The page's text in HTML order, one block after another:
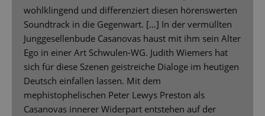
wohlklingend und differenziert diesen hörenswerten
Soundtrack in die Gegenwart. […] In der vermüllten
Junggesellenbude Casanovas haust mit ihm sein Alter
Ego in einer Art Schwulen-WG. Judith Wiemers hat
sich für diese Szenen geistreiche Dialoge im heutigen
Deutsch einfallen lassen. Mit dem
mephistophelischen Peter Lewys Preston als
Casanovas innerer Widerpart entstehen auf der